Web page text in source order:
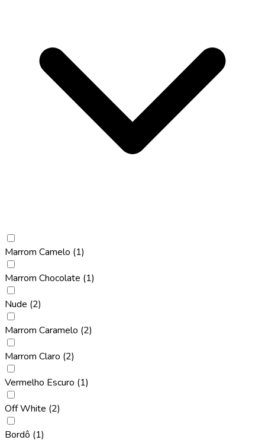
Marrom Camelo (1)
Marrom Chocolate (1)
Nude (2)
Marrom Caramelo (2)
Marrom Claro (2)
Vermelho Escuro (1)
Off White (2)
Bordô (1)